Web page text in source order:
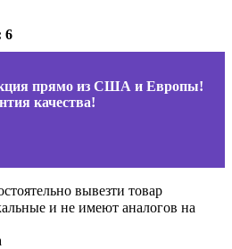
6
прямо из США и Европы!
качества!
вывезти товар
и не имеют аналогов на